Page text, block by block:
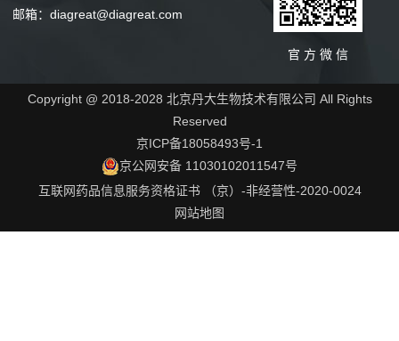
邮箱：diagreat@diagreat.com
官 方 微 信
Copyright @ 2018-2028 北京丹大生物技术有限公司 All Rights
Reserved
京ICP备18058493号-1
京公网安备 11030102011547号
互联网药品信息服务资格证书 （京）-非经营性-2020-0024
网站地图